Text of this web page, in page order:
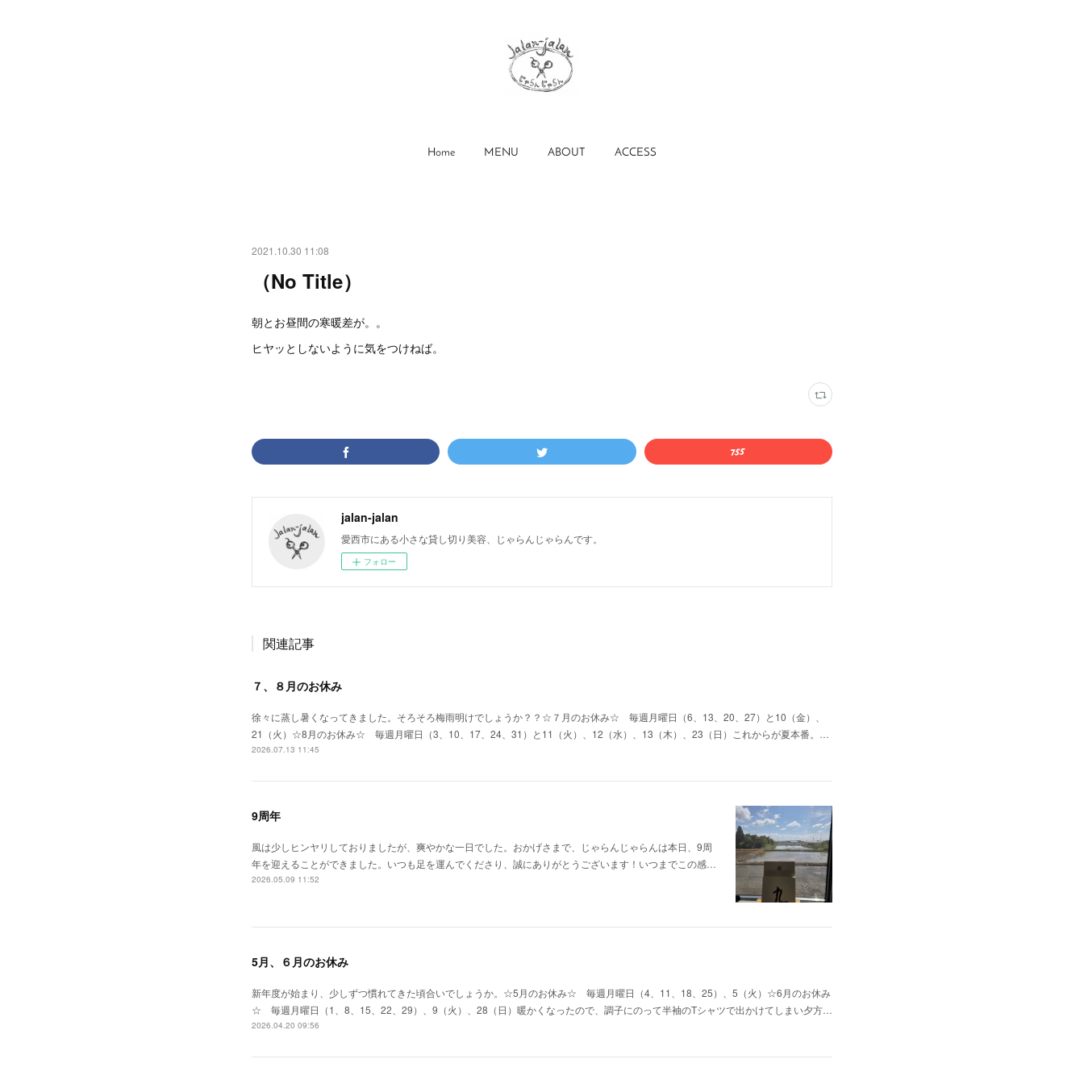
Home MENU ABOUT ACCESS
2021.10.30 11:08
（No Title）
朝とお昼間の寒暖差が。。
ヒヤッとしないように気をつけねば。
jalan-jalan
愛西市にある小さな貸し切り美容、じゃらんじゃらんです。
フォロー
関連記事
７、８月のお休み
徐々に蒸し暑くなってきました。そろそろ梅雨明けでしょうか？？☆７月のお休み☆ 毎週月曜日（6、13、20、27）と10（金）、
21（火）☆8月のお休み☆ 毎週月曜日（3、10、17、24、31）と11（火）、12（水）、13（木）、23（日）これからが夏本番。…
2026.07.13 11:45
9周年
風は少しヒンヤリしておりましたが、爽やかな一日でした。おかげさまで、じゃらんじゃらんは本日、9周
年を迎えることができました。いつも足を運んでくださり、誠にありがとうございます！いつまでこの感…
2026.05.09 11:52
5月、６月のお休み
新年度が始まり、少しずつ慣れてきた頃合いでしょうか。☆5月のお休み☆ 毎週月曜日（4、11、18、25）、5（火）☆6月のお休み
☆ 毎週月曜日（1、8、15、22、29）、9（火）、28（日）暖かくなったので、調子にのって半袖のTシャツで出かけてしまい夕方…
2026.04.20 09:56